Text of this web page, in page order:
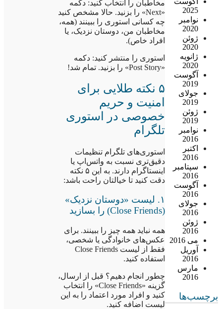
2025
نوامبر
2020
ژوئن
2020
ژانویه
2020
آگوست
2019
جولای
2019
ژوئن
2019
نوامبر
2016
اکتبر
2016
سپتامبر
2016
آگوست
2016
جولای
2016
ژوئن
2016
می 2016
آوریل
2016
مارس
2016
برچسب‌ها
مخاطبان را انتخاب کنید: دکمه
«Next» را بزنید. حالا مشخص کنید
چه کسانی استوری را ببینند (همه،
مخاطبان من، دوستان نزدیک، یا
افراد خاص).
استوری را منتشر کنید: دکمه
«Post Story» را بزنید. تمام شد!
۵ نکته طلایی برای
امنیت و حریم
خصوصی در استوری
تلگرام
استوری‌های تلگرام تنظیمات
دقیق‌تری نسبت به واتس‌اپ یا
اینستاگرام دارند. به این ۵ نکته
دقت کنید تا خیالتان راحت باشد:
۱. لیست «دوستان نزدیک»
(Close Friends) را بسازید
همه نباید همه چیز را ببینند. برای
عکس‌های خانوادگی یا شخصی،
فقط از لیست Close Friends
استفاده کنید.
چطور انجام دهیم؟ قبل از ارسال،
گزینه «Close Friends» را انتخاب
کنید و افراد مورد اعتماد را به این
لیست اضافه کنید.